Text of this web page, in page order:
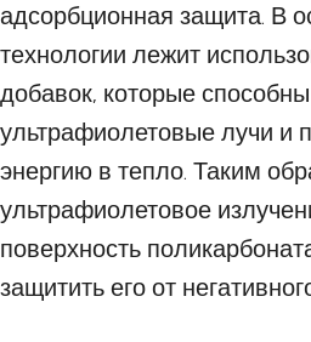
адсорбционная защита. В
технологии лежит
добавок, которые
ультрафиолетовые лучи и
энергию в тепло. Таким
ультрафиолетовое
поверхность
защитить его от